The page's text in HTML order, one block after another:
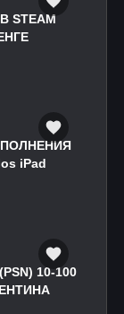
STEAM
iPad
10-100